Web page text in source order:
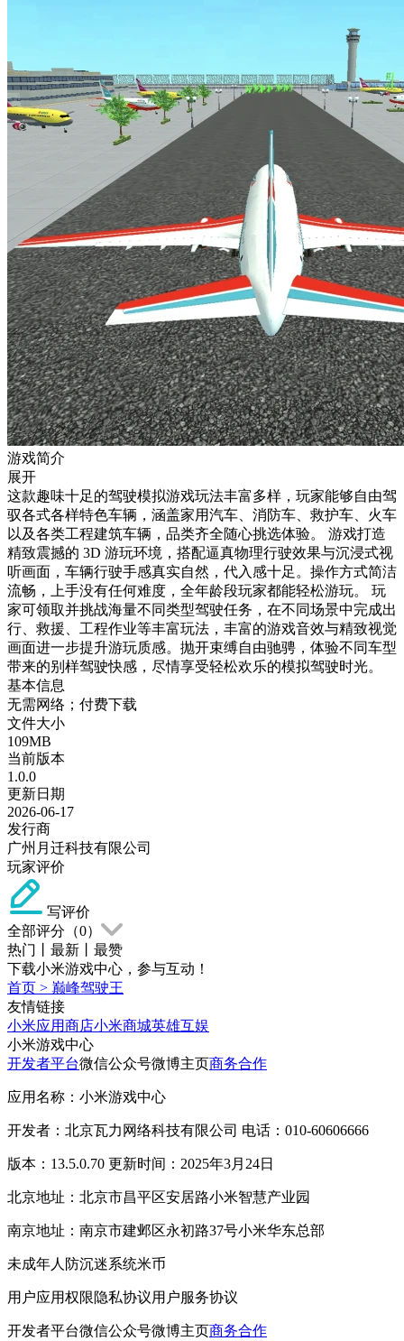
游戏简介
展开
这款趣味十足的驾驶模拟游戏玩法丰富多样，玩家能够自由驾
驭各式各样特色车辆，涵盖家用汽车、消防车、救护车、火车
以及各类工程建筑车辆，品类齐全随心挑选体验。 游戏打造
精致震撼的 3D 游玩环境，搭配逼真物理行驶效果与沉浸式视
听画面，车辆行驶手感真实自然，代入感十足。操作方式简洁
流畅，上手没有任何难度，全年龄段玩家都能轻松游玩。 玩
家可领取并挑战海量不同类型驾驶任务，在不同场景中完成出
行、救援、工程作业等丰富玩法，丰富的游戏音效与精致视觉
画面进一步提升游玩质感。抛开束缚自由驰骋，体验不同车型
带来的别样驾驶快感，尽情享受轻松欢乐的模拟驾驶时光。
基本信息
无需网络；付费下载
文件大小
109MB
当前版本
1.0.0
更新日期
2026-06-17
发行商
广州月迁科技有限公司
玩家评价
写评价
全部评分（0）
热门
最新
最赞
下载小米游戏中心，参与互动！
首页 > 巅峰驾驶王
友情链接
小米应用商店小米商城英雄互娱
小米游戏中心
开发者平台微信公众号微博主页商务合作
应用名称：小米游戏中心
开发者：北京瓦力网络科技有限公司 电话：010-60606666
版本：13.5.0.70 更新时间：2025年3月24日
北京地址：北京市昌平区安居路小米智慧产业园
南京地址：南京市建邺区永初路37号小米华东总部
未成年人防沉迷系统米币
用户应用权限隐私协议用户服务协议
开发者平台微信公众号微博主页商务合作